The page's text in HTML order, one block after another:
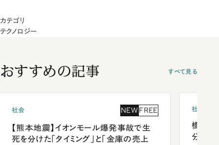
カテゴリ
テクノロジー
おすすめの記事 すべて見る
社会 NEW FREE
【熊本地震】イオンモール爆発事故で生
死を分けた「タイミング」と「金庫の売上
社会
橋本愛
分 佐